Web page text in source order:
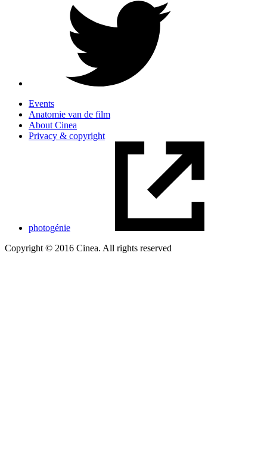
Events
Anatomie van de film
About Cinea
Privacy & copyright
photogénie
Copyright © 2016 Cinea. All rights reserved